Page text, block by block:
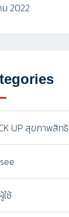
2022
UP สุขภาพสิทธิ
ช้